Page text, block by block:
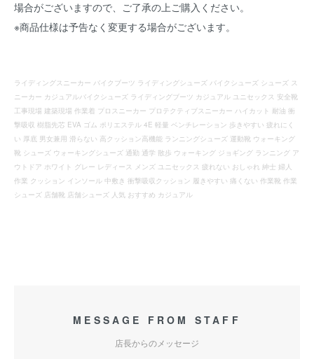
場合がございますので、ご了承の上ご購入ください。
※商品仕様は予告なく変更する場合がございます。
ライディングスニーカー バイクブーツ ライディングシューズ バイクシューズ シューズ ス
ニーカー カジュアルバイクシューズ ライディングブーツ カジュアル ユニセックス 安全靴
工事現場 建築現場 作業着 プロスニーカー プロテクティブスニーカー ハイカット 耐油 衝
撃吸収 樹脂先芯 EVA ゴム ポリエステル 4E 軽量 ベンチレーション 歩きやすい 疲れにく
い 厚底 男女兼用 滑らない 高クッション高機能 ランニングシューズ 運動靴 ウォーキング
靴 シューズ ウォーキングシューズ 通勤 通学 散歩 ウォーキング ジョギング ランニング ア
ウトドア ホワイト グレー レディース メンズ ユニセックス 疲れない おしゃれ 紳士 婦人
作業 クッション インソール 中敷き 衝撃吸収クッション 履きやすい 痛くない 作業靴 作業
シューズ 店舗靴 店舗シューズ 人気 おすすめ カジュアル
MESSAGE FROM STAFF
店長からのメッセージ